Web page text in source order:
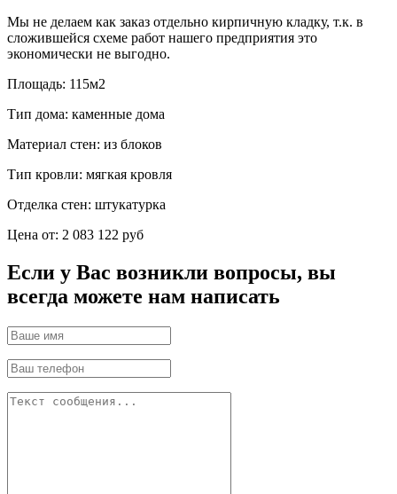
Мы не делаем как заказ отдельно кирпичную кладку, т.к. в
сложившейся схеме работ нашего предприятия это
экономически не выгодно.
Площадь: 115м2
Тип дома: каменные дома
Материал стен: из блоков
Тип кровли: мягкая кровля
Отделка стен: штукатурка
Цена от: 2 083 122 руб
Если у Вас возникли вопросы, вы
всегда можете нам написать